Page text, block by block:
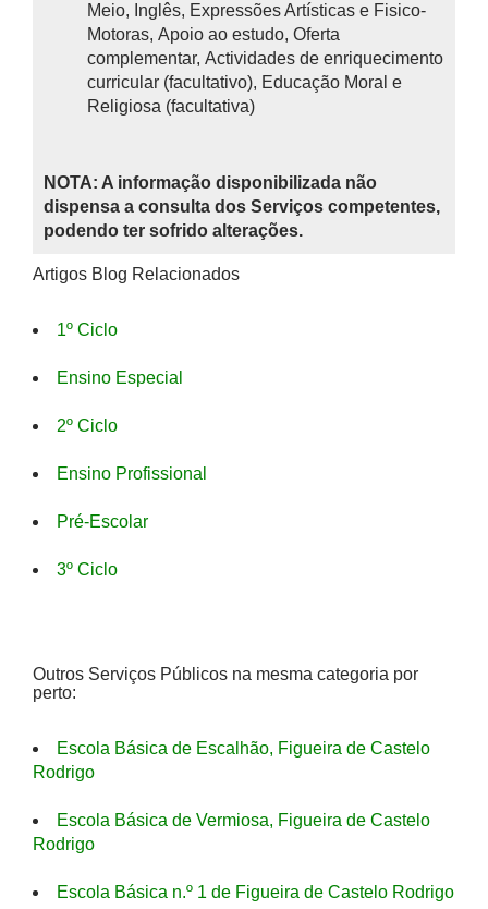
Meio, Inglês, Expressões Artísticas e Fisico-
Motoras, Apoio ao estudo, Oferta
complementar, Actividades de enriquecimento
curricular (facultativo), Educação Moral e
Religiosa (facultativa)
NOTA: A informação disponibilizada não
dispensa a consulta dos Serviços competentes,
podendo ter sofrido alterações.
Artigos Blog Relacionados
1º Ciclo
Ensino Especial
2º Ciclo
Ensino Profissional
Pré-Escolar
3º Ciclo
Outros Serviços Públicos na mesma categoria por
perto:
Escola Básica de Escalhão, Figueira de Castelo
Rodrigo
Escola Básica de Vermiosa, Figueira de Castelo
Rodrigo
Escola Básica n.º 1 de Figueira de Castelo Rodrigo